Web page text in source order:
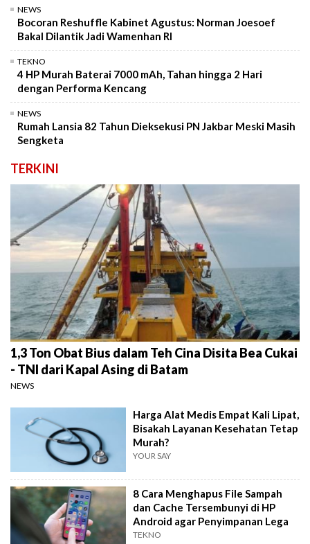
NEWS
Bocoran Reshuffle Kabinet Agustus: Norman Joesoef
Bakal Dilantik Jadi Wamenhan RI
TEKNO
4 HP Murah Baterai 7000 mAh, Tahan hingga 2 Hari
dengan Performa Kencang
NEWS
Rumah Lansia 82 Tahun Dieksekusi PN Jakbar Meski Masih
Sengketa
TERKINI
1,3 Ton Obat Bius dalam Teh Cina Disita Bea Cukai
- TNI dari Kapal Asing di Batam
NEWS
Harga Alat Medis Empat Kali Lipat,
Bisakah Layanan Kesehatan Tetap
Murah?
YOUR SAY
8 Cara Menghapus File Sampah
dan Cache Tersembunyi di HP
Android agar Penyimpanan Lega
TEKNO